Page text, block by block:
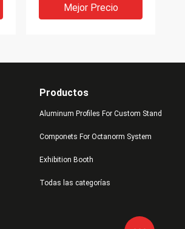
acontecimientos de la
fotografía
Mejor Precio
Upright Post,8 way
Productos
Aluminum Profiles For Custom Stand
Componets For Octanorm System
Exhibition Booth
Todas las categorías